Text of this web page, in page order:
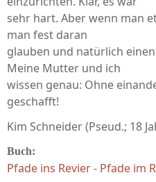
sehr hart. Aber wenn man
man fest daran
glauben und natürlich
Meine Mutter und ich
wissen genau: Ohne
geschafft!
Kim Schneider (Pseud.; 18
Buch:
Pfade ins Revier - Pfade im